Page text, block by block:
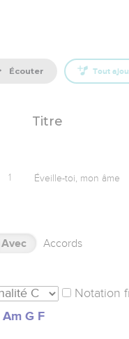
écouter Tout
Titre
1 Éveille-toi, mon âme
Avec Accords
Notation
Am G F